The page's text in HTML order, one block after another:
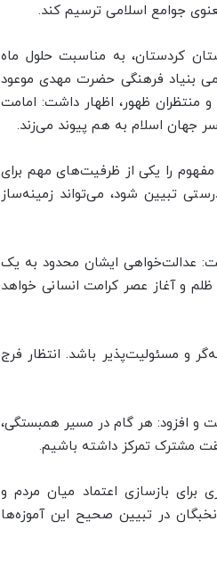
جوامع اسلامی ترسیم کند.
کردستان، به مناسبت حلول ماه
بنیاد فرهنگی حضرت مهدی موعود
منتظران ظهور، اظهار داشت: امامت
جهان اسلام به هم پیوند می‌زند.
را یکی از ظرفیت‌های مهم برای
تبیین شود، می‌تواند زمینه‌ساز
عدالت‌خواهی ایشان محدود به یک
و آغاز عصر کرامت انسانی خواهد
و مسئولیت‌پذیر باشد. انتظار فرج
و افزود: هر گام در مسیر همبستگی،
مشترک تمرکز داشته باشیم.
برای بازسازی اعتماد میان مردم و
در تبیین صحیح این آموزه‌ها